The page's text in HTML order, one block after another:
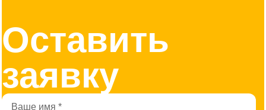
Оставить
заявку
Имя